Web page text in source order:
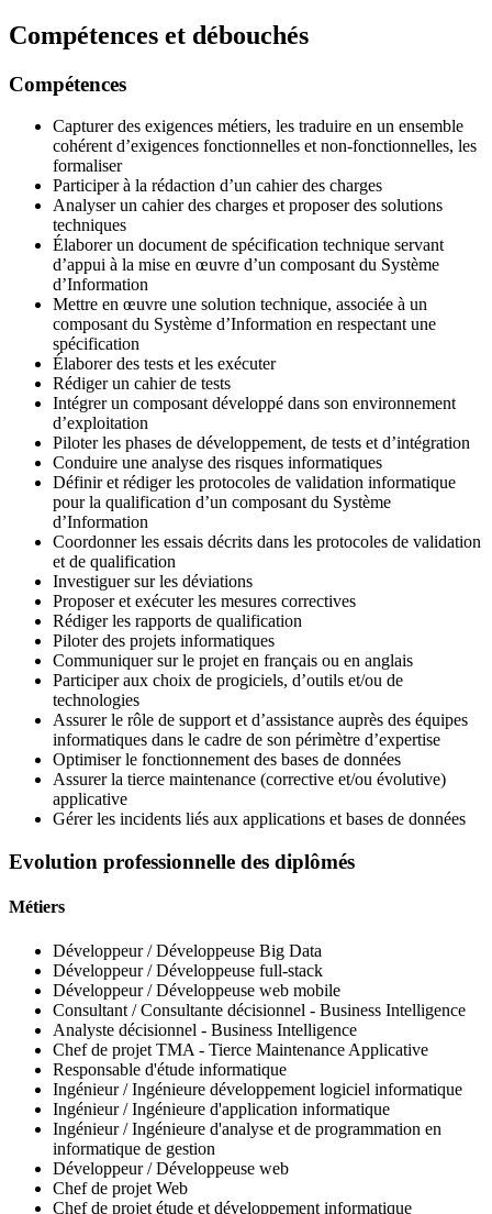
Compétences et débouchés
Compétences
Capturer des exigences métiers, les traduire en un ensemble
cohérent d’exigences fonctionnelles et non-fonctionnelles, les
formaliser
Participer à la rédaction d’un cahier des charges
Analyser un cahier des charges et proposer des solutions
techniques
Élaborer un document de spécification technique servant
d’appui à la mise en œuvre d’un composant du Système
d’Information
Mettre en œuvre une solution technique, associée à un
composant du Système d’Information en respectant une
spécification
Élaborer des tests et les exécuter
Rédiger un cahier de tests
Intégrer un composant développé dans son environnement
d’exploitation
Piloter les phases de développement, de tests et d’intégration
Conduire une analyse des risques informatiques
Définir et rédiger les protocoles de validation informatique
pour la qualification d’un composant du Système
d’Information
Coordonner les essais décrits dans les protocoles de validation
et de qualification
Investiguer sur les déviations
Proposer et exécuter les mesures correctives
Rédiger les rapports de qualification
Piloter des projets informatiques
Communiquer sur le projet en français ou en anglais
Participer aux choix de progiciels, d’outils et/ou de
technologies
Assurer le rôle de support et d’assistance auprès des équipes
informatiques dans le cadre de son périmètre d’expertise
Optimiser le fonctionnement des bases de données
Assurer la tierce maintenance (corrective et/ou évolutive)
applicative
Gérer les incidents liés aux applications et bases de données
Evolution professionnelle des diplômés
Métiers
Développeur / Développeuse Big Data
Développeur / Développeuse full-stack
Développeur / Développeuse web mobile
Consultant / Consultante décisionnel - Business Intelligence
Analyste décisionnel - Business Intelligence
Chef de projet TMA - Tierce Maintenance Applicative
Responsable d'étude informatique
Ingénieur / Ingénieure développement logiciel informatique
Ingénieur / Ingénieure d'application informatique
Ingénieur / Ingénieure d'analyse et de programmation en
informatique de gestion
Développeur / Développeuse web
Chef de projet Web
Chef de projet étude et développement informatique